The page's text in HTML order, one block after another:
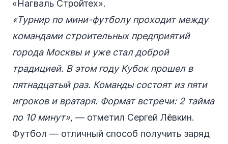
«Нагваль Стройтех».
«Турнир по мини-футболу проходит между
командами строительных предприятий
города Москвы и уже стал доброй
традицией. В этом году Кубок прошел в
пятнадцатый раз. Команды состоят из пяти
игроков и вратаря. Формат встречи: 2 тайма
по 10 минут», — отметил Сергей Лёвкин.
Футбол — отличный способ получить заряд